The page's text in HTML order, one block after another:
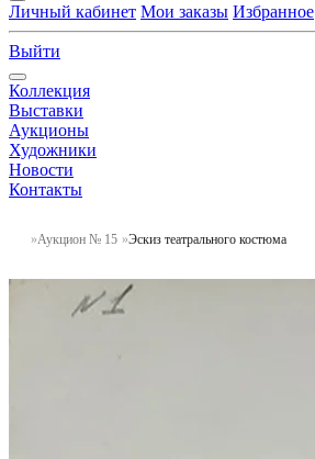
Личный кабинет Мои заказы Избранное
Выйти
Коллекция
Выставки
Аукционы
Художники
Новости
Контакты
Аукцион № 15 Эскиз театрального костюма